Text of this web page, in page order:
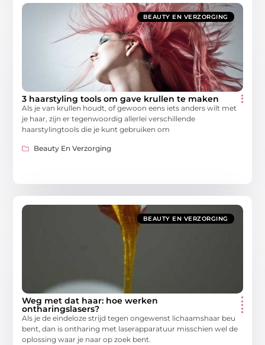
BEAUTY EN VERZORGING
3 haarstyling tools om gave krullen te maken
Als je van krullen houdt, of gewoon eens iets anders wilt met
je haar, zijn er tegenwoordig allerlei verschillende
haarstylingtools die je kunt gebruiken om
Beauty En Verzorging
BEAUTY EN VERZORGING
Weg met dat haar: hoe werken
ontharingslasers?
Als je de eindeloze strijd tegen ongewenst lichaamshaar beu
bent, dan is ontharing met laserapparatuur misschien wel de
oplossing waar je naar op zoek bent.